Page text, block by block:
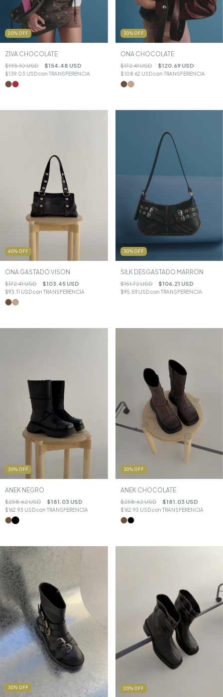
20% OFF
ZIVA CHOCOLATE
$193.10 USD $154.48 USD
$139.03 USDcon TRANSFERENCIA
30% OFF
ONA CHOCOLATE
$172.41 USD $120.69 USD
$108.62 USDcon TRANSFERENCIA
40% OFF
ONA GASTADO VISON
$172.41 USD $103.45 USD
$93.11 USDcon TRANSFERENCIA
30% OFF
SILK DESGASTADO MARRON
$151.72 USD $106.21 USD
$95.59 USDcon TRANSFERENCIA
30% OFF
ANEK NEGRO
$258.62 USD $181.03 USD
$162.93 USDcon TRANSFERENCIA
30% OFF
ANEK CHOCOLATE
$258.62 USD $181.03 USD
$162.93 USDcon TRANSFERENCIA
30% OFF 20% OFF